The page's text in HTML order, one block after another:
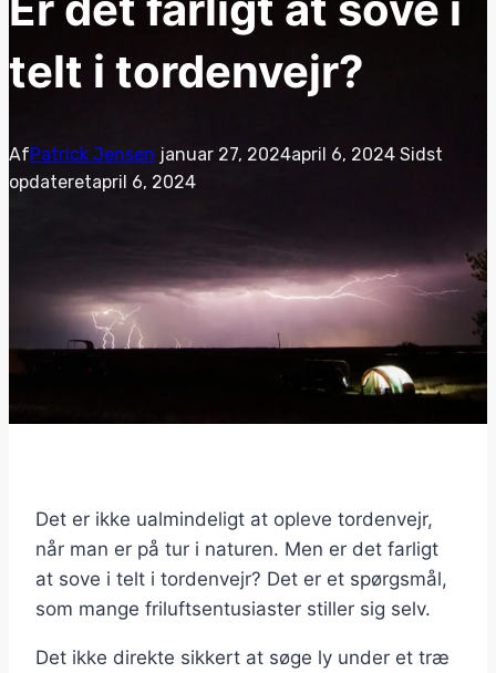
telt i tordenvejr?
AfPatrick Jensen januar 27, 2024april 6, 2024 Sidst
opdateretapril 6, 2024
Det er ikke ualmindeligt at opleve tordenvejr,
når man er på tur i naturen. Men er det farligt
at sove i telt i tordenvejr? Det er et spørgsmål,
som mange friluftsentusiaster stiller sig selv.
Det ikke direkte sikkert at søge ly under et træ